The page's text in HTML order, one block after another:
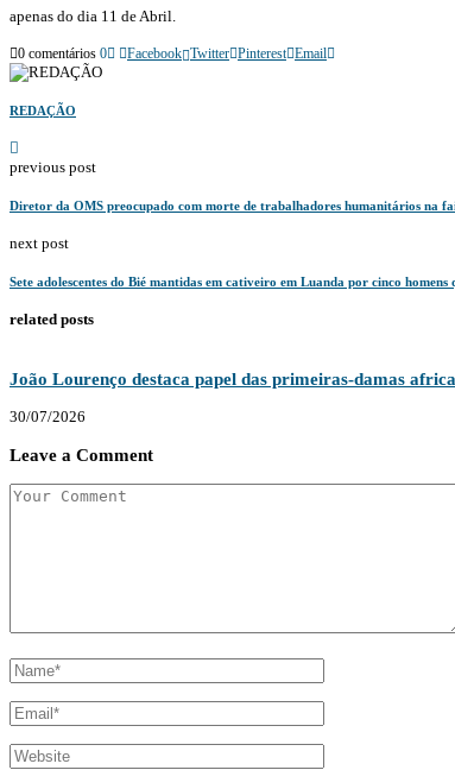
apenas do dia 11 de Abril.
0 comentários 0 Facebook Twitter Pinterest Email
REDAÇÃO
previous post
Diretor da OMS preocupado com morte de trabalhadores humanitários na
next post
Sete adolescentes do Bié mantidas em cativeiro em Luanda por cinco
related posts
João Lourenço destaca papel das primeiras-damas
30/07/2026
Leave a Comment